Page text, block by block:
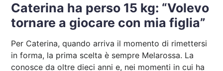
Caterina ha perso 15 kg: “Volevo
tornare a giocare con mia figlia”
Per Caterina, quando arriva il momento di rimettersi
in forma, la prima scelta è sempre Melarossa. La
conosce da oltre dieci anni e, nei momenti in cui ha